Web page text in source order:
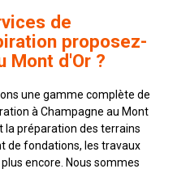
de
proposez-
Mont d'Or ?
une gamme complète de
à Champagne au Mont
la préparation des terrains
de fondations, les travaux
encore. Nous sommes